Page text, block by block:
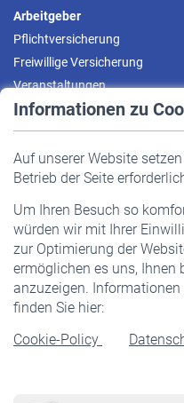
Informationen zu
Auf unserer Website
Betrieb der Seite
Um Ihren Besuch so
würden wir mit Ihrer
zur Optimierung der
ermöglichen es uns, Ihnen
anzuzeigen.
finden Sie hier:
Cookie-Policy
Arbeitgeber
Pflichtversicherung
Freiwillige Versicherung
Veranstaltungen
Pflichtversicherung
Staatliche Förderung
Veranstaltungen
Rentner
Rentenbeginn
Rente beantragen